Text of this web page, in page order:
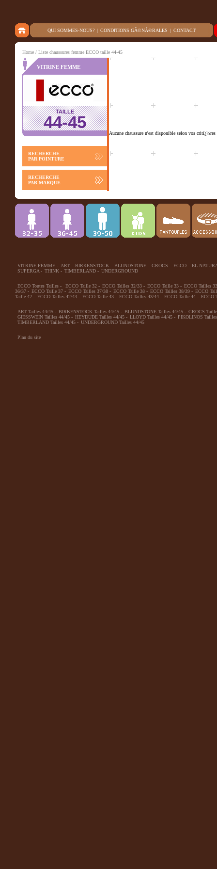
QUI SOMMES-NOUS? | CONDITIONS GÃ©NÃ©RALES | CONTACT
Home / Liste chaussures femme ECCO taille 44-45
VITRINE FEMME
TAILLE
44-45
RECHERCHE
PAR POINTURE
RECHERCHE
PAR MARQUE
Aucune chaussure n'est disponible selon vos critï¿½res
VITRINE FEMME : ART - BIRKENSTOCK - BLUNDSTONE - CROCS - ECCO - EL
SUPERGA - THINK - TIMBERLAND - UNDERGROUND
ECCO Toutes Tailles - ECCO Taille 32 - ECCO Tailles 32/33 - ECCO Taille 33 - ECCO Tailles
36/37 - ECCO Taille 37 - ECCO Tailles 37/38 - ECCO Taille 38 - ECCO Tailles 38/39 - ECCO
Taille 42 - ECCO Tailles 42/43 - ECCO Taille 43 - ECCO Tailles 43/44 - ECCO Taille 44 - ECCO
ART Tailles 44/45 - BIRKENSTOCK Tailles 44/45 - BLUNDSTONE Tailles 44/45 - CROCS
GIESSWEIN Tailles 44/45 - HEYDUDE Tailles 44/45 - LLOYD Tailles 44/45 - PIKOLINOS
TIMBERLAND Tailles 44/45 - UNDERGROUND Tailles 44/45
Plan du site